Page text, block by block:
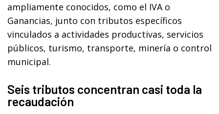
ampliamente conocidos, como el IVA o
Ganancias, junto con tributos específicos
vinculados a actividades productivas, servicios
públicos, turismo, transporte, minería o control
municipal.
Seis tributos concentran casi toda la
recaudación